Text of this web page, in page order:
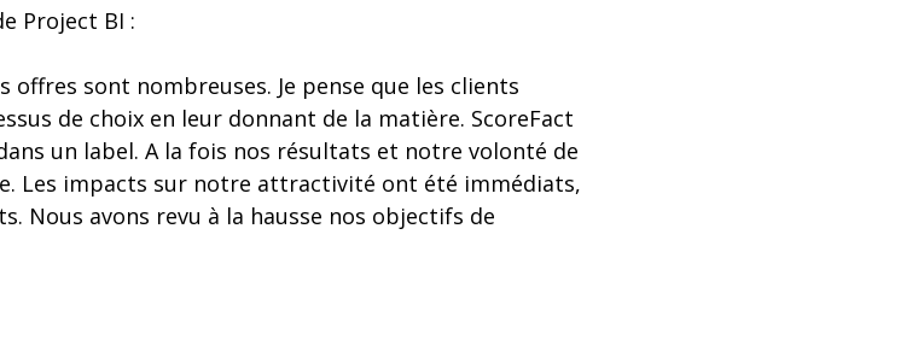
Project BI :
sont nombreuses. Je pense que les clients
de choix en leur donnant de la matière. ScoreFact
un label. A la fois nos résultats et notre volonté de
Les impacts sur notre attractivité ont été immédiats,
Nous avons revu à la hausse nos objectifs de